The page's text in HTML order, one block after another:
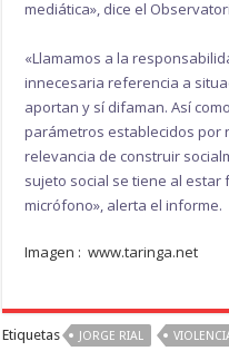
mediática», dice el
«Llamamos a la
innecesaria referencia a
aportan y sí difaman. Así
parámetros establecidos por
relevancia de construir
sujeto social se tiene al
micrófono», alerta el informe.
Imagen : www.taringa.net
Etiquetas JORGE RIAL